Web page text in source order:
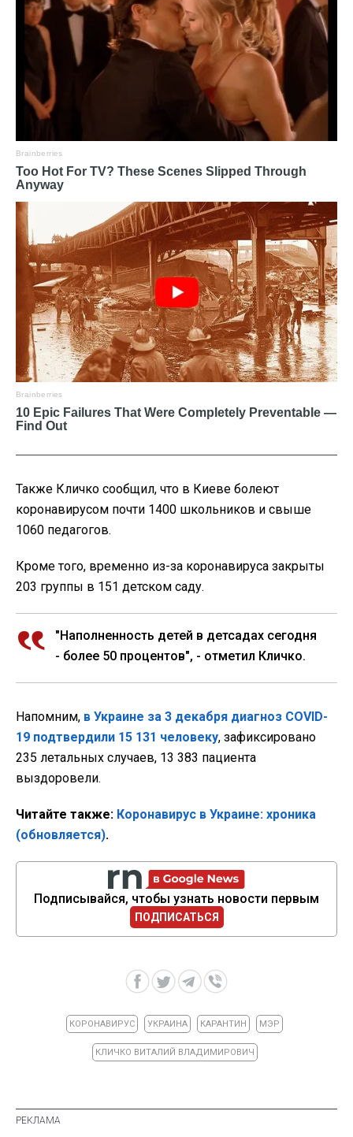
Также Кличко сообщил, что в Киеве болеют
коронавирусом почти 1400 школьников и свыше
1060 педагогов.
Кроме того, временно из-за коронавируса закрыты
203 группы в 151 детском саду.
"Наполненность детей в детсадах сегодня
- более 50 процентов", - отметил Кличко.
Напомним, в Украине за 3 декабря диагноз COVID-
19 подтвердили 15 131 человеку, зафиксировано
235 летальных случаев, 13 383 пациента
выздоровели.
Читайте также: Коронавирус в Украине: хроника
(обновляется).
Подписывайся, чтобы узнать новости первым
ПОДПИСАТЬСЯ
КОРОНАВИРУС УКРАИНА КАРАНТИН МЭР
КЛИЧКО ВИТАЛИЙ ВЛАДИМИРОВИЧ